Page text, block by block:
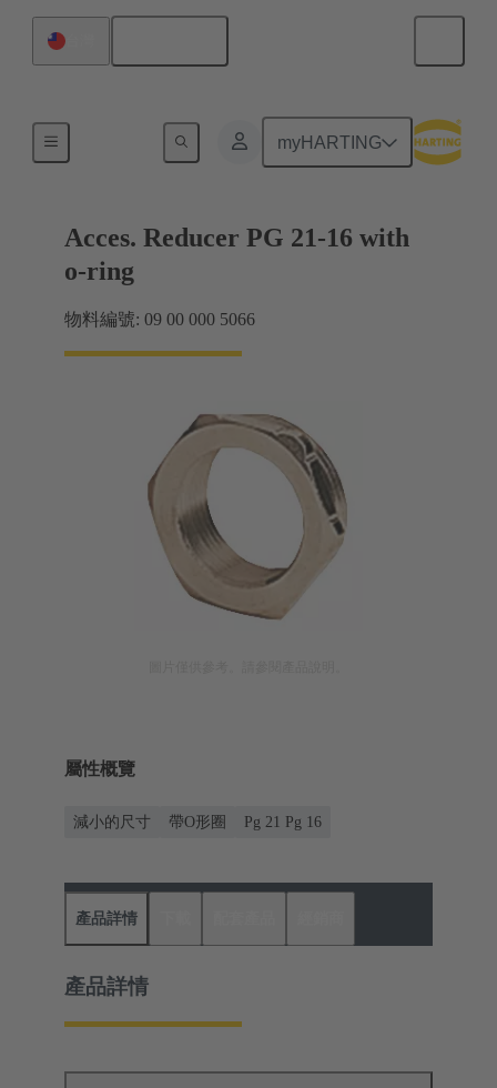
myHARTING
Acces. Reducer PG 21-16 with
o-ring
物料編號: 09 00 000 5066
屬性概覽
減小的尺寸 帶O形圈 Pg 21 Pg 16
產品詳情
產品詳情